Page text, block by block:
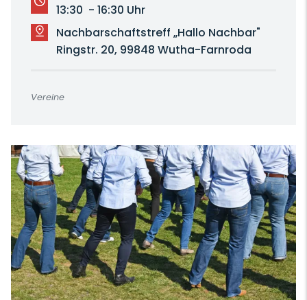
13:30 - 16:30 Uhr
Nachbarschaftstreff „Hallo Nachbar"
Ringstr. 20, 99848 Wutha-Farnroda
Vereine